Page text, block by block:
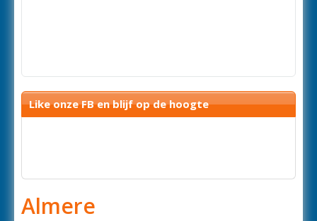
Like onze FB en blijf op de hoogte
Almere